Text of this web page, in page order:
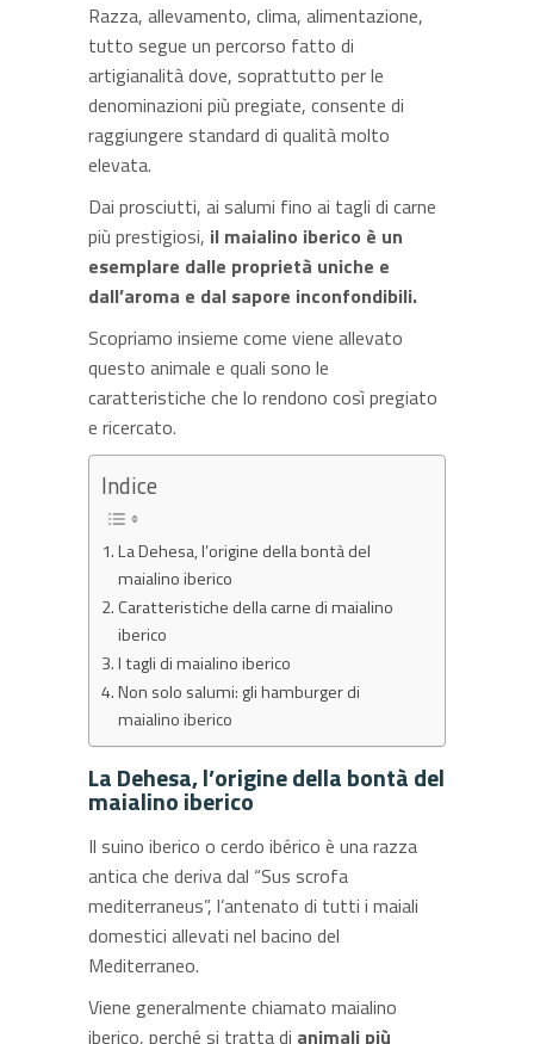
Razza, allevamento, clima, alimentazione,
tutto segue un percorso fatto di
artigianalità dove, soprattutto per le
denominazioni più pregiate, consente di
raggiungere standard di qualità molto
elevata.
Dai prosciutti, ai salumi fino ai tagli di carne
più prestigiosi, il maialino iberico è un
esemplare dalle proprietà uniche e
dall’aroma e dal sapore inconfondibili.
Scopriamo insieme come viene allevato
questo animale e quali sono le
caratteristiche che lo rendono così pregiato
e ricercato.
Indice
La Dehesa, l’origine della bontà del
maialino iberico
Caratteristiche della carne di maialino
iberico
I tagli di maialino iberico
Non solo salumi: gli hamburger di
maialino iberico
La Dehesa, l’origine della bontà del
maialino iberico
Il suino iberico o cerdo ibérico è una razza
antica che deriva dal “Sus scrofa
mediterraneus”, l’antenato di tutti i maiali
domestici allevati nel bacino del
Mediterraneo.
Viene generalmente chiamato maialino
iberico, perché si tratta di animali più